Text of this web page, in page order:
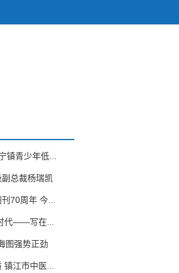
镇青少年低...
总裁杨瑞凯
70周年 今...
代——写在...
图强势正劲
江市中医...